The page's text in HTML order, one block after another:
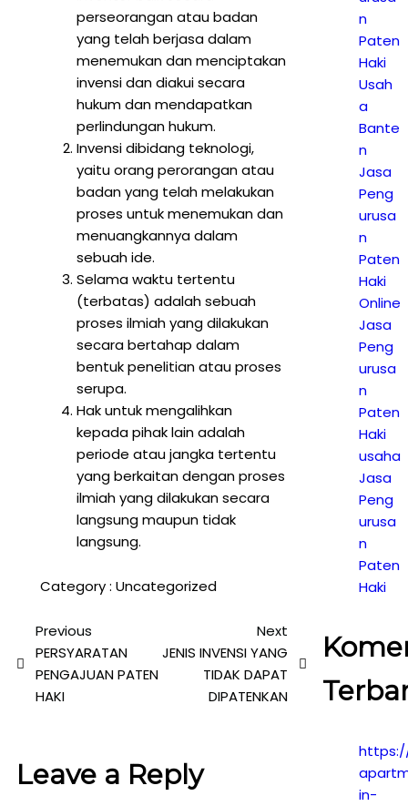
perseorangan atau badan
yang telah berjasa dalam
menemukan dan menciptakan
invensi dan diakui secara
hukum dan mendapatkan
perlindungan hukum.
Invensi dibidang teknologi,
yaitu orang perorangan atau
badan yang telah melakukan
proses untuk menemukan dan
menuangkannya dalam
sebuah ide.
Selama waktu tertentu
(terbatas) adalah sebuah
proses ilmiah yang dilakukan
secara bertahap dalam
bentuk penelitian atau proses
serupa.
Hak untuk mengalihkan
kepada pihak lain adalah
periode atau jangka tertentu
yang berkaitan dengan proses
ilmiah yang dilakukan secara
langsung maupun tidak
langsung.
Category : Uncategorized
Previous
PERSYARATAN
PENGAJUAN PATEN
HAKI
Next
JENIS INVENSI YANG
TIDAK DAPAT
DIPATENKAN
Leave a Reply
n
Paten
Haki
Usah
a
Bante
n
Jasa
Peng
urusa
n
Paten
Haki
Online
Jasa
Peng
urusa
n
Paten
Haki
usaha
Jasa
Peng
urusa
n
Paten
Haki
in-